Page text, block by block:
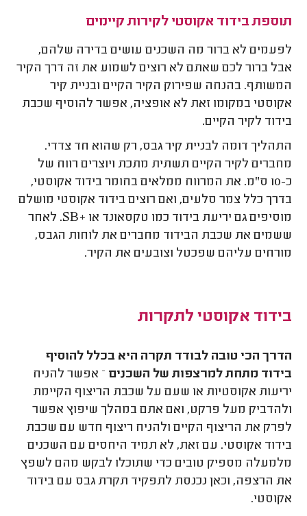
תוספת בידוד אקוסטי לקירות קיימים
לפעמים לא ברור מה השכנים עושים בדירה שלהם,
אבל ברור לכם שאתם לא רוצים לשמוע את זה דרך הקיר
המשותף. בהנחה שפירוק הקיר הקיים ובניית קיר
אקוסטי במקומו זאת לא אופציה, אפשר להוסיף שכבת
בידוד לקיר הקיים.
התהליך דומה לבניית קיר גבס, רק שהוא חד צדדי.
מחברים לקיר הקיים תשתית מתכת ויוצרים רווח של
כ-10 ס"מ. את המרווח ממלאים בחומר בידוד אקוסטי,
בדרך כלל צמר סלעים, ואם רוצים בידוד אקוסטי מושלם
מוסיפים גם יריעת בידוד כמו טקסאונד או SB+. לאחר
ששמים את שכבת הבידוד מחברים את לוחות הגבס,
מורחים עליהם שפכטל וצובעים את הקיר.
בידוד אקוסטי לתקרות
הדרך הכי טובה לבודד תקרה היא בכלל להוסיף
בידוד מתחת למרצפות של השכנים – אפשר להניח
יריעות אקוסטיות או שעם על שכבת הריצוף הקיימת
ולהדביק מעל פרקט, ואם אתם במהלך שיפוץ אפשר
לפרק את הריצוף הקיים ולהניח ריצוף חדש עם שכבת
בידוד אקוסטי. עם זאת, לא תמיד היחסים עם השכנים
מלמעלה מספיק טובים כדי שתוכלו לבקש מהם לשפץ
את הרצפה, וכאן נכנסת לתפקיד תקרת גבס עם בידוד
אקוסטי.